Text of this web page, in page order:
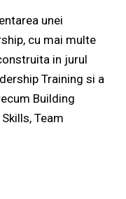
unei
cu mai multe
in jurul
Training si a
Building
Team